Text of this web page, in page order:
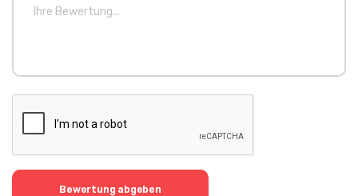
Bewertung abgeben